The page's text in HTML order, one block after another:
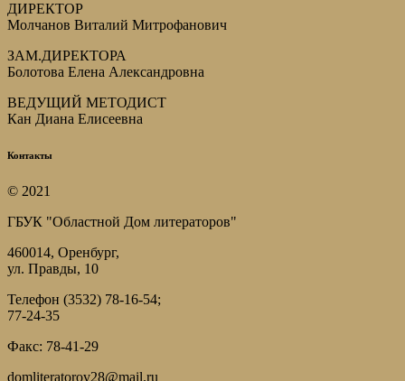
ДИРЕКТОР
Молчанов Виталий Митрофанович
ЗАМ.ДИРЕКТОРА
Болотова Елена Александровна
ВЕДУЩИЙ МЕТОДИСТ
Кан Диана Елисеевна
Контакты
© 2021
ГБУК "Областной Дом литераторов"
460014, Оренбург,
ул. Правды, 10
Телефон (3532) 78-16-54;
77-24-35
Факс: 78-41-29
domliteratorov28@mail.ru